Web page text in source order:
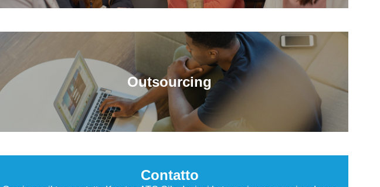
Outsourcing
Contatto